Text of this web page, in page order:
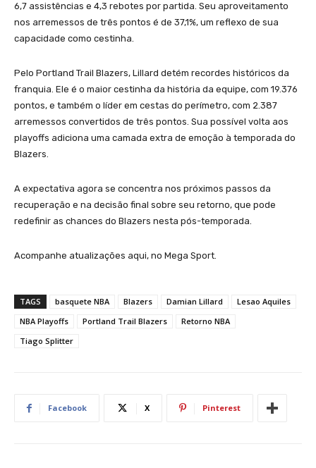
6,7 assistências e 4,3 rebotes por partida. Seu aproveitamento
nos arremessos de três pontos é de 37,1%, um reflexo de sua
capacidade como cestinha.
Pelo Portland Trail Blazers, Lillard detém recordes históricos da
franquia. Ele é o maior cestinha da história da equipe, com 19.376
pontos, e também o líder em cestas do perímetro, com 2.387
arremessos convertidos de três pontos. Sua possível volta aos
playoffs adiciona uma camada extra de emoção à temporada do
Blazers.
A expectativa agora se concentra nos próximos passos da
recuperação e na decisão final sobre seu retorno, que pode
redefinir as chances do Blazers nesta pós-temporada.
Acompanhe atualizações aqui, no Mega Sport.
TAGS basquete NBA Blazers Damian Lillard
Lesao Aquiles
NBA Playoffs
Portland Trail Blazers
Retorno NBA
Tiago Splitter
Facebook X Pinterest